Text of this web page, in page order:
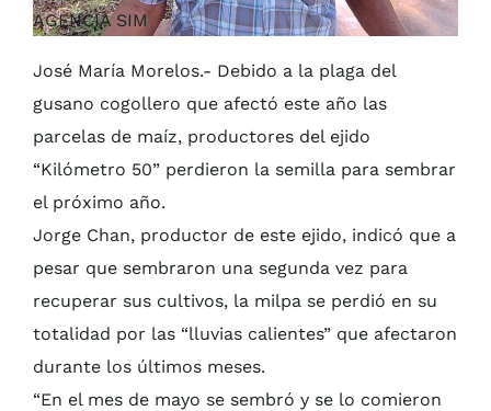
AGENCIA SIM
José María Morelos.- Debido a la plaga del
gusano cogollero que afectó este año las
parcelas de maíz, productores del ejido
“Kilómetro 50” perdieron la semilla para sembrar
el próximo año.
Jorge Chan, productor de este ejido, indicó que a
pesar que sembraron una segunda vez para
recuperar sus cultivos, la milpa se perdió en su
totalidad por las “lluvias calientes” que afectaron
durante los últimos meses.
“En el mes de mayo se sembró y se lo comieron